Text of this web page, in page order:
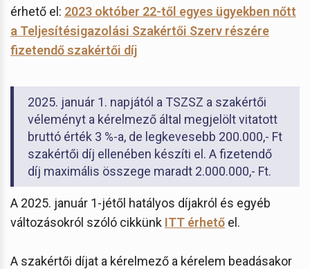
érhető el: 2023 október 22-től egyes ügyekben nőtt
a Teljesítésigazolási Szakértői Szerv részére
fizetendő szakértői díj
2025. január 1. napjától a TSZSZ a szakértői
véleményt a kérelmező által megjelölt vitatott
bruttó érték 3 %-a, de legkevesebb 200.000,- Ft
szakértői díj ellenében készíti el. A fizetendő
díj maximális összege maradt 2.000.000,- Ft.
A 2025. január 1-jétől hatályos díjakról és egyéb
változásokról szóló cikkünk ITT érhető el.
A szakértői díjat a kérelmező a kérelem beadásakor